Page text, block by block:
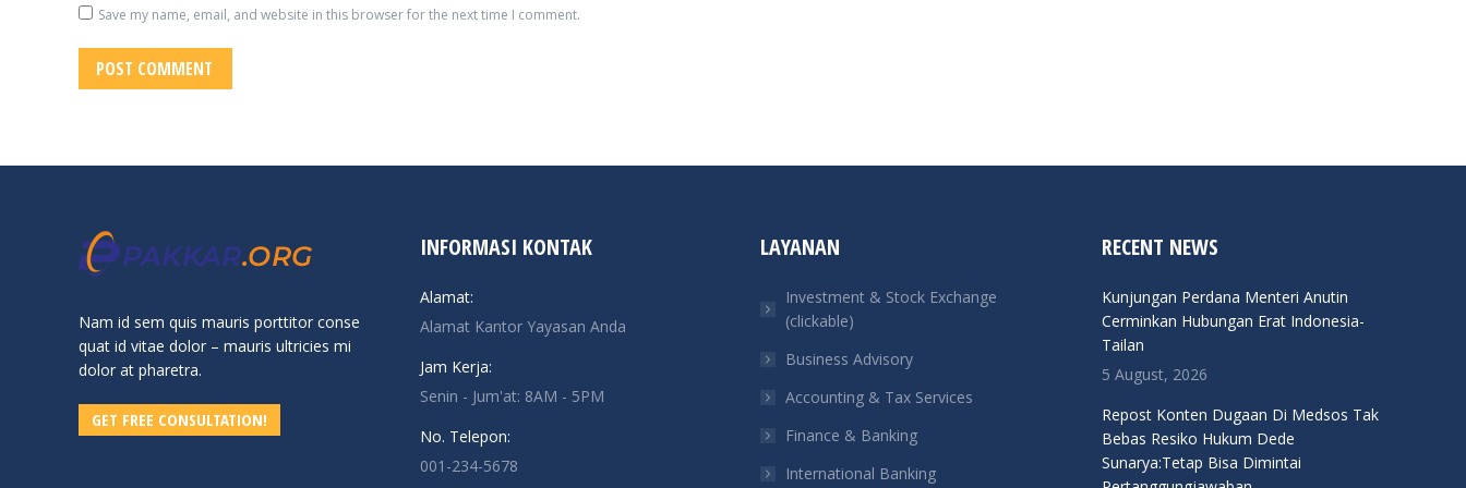
Save my name, email, and website in this browser for the next time I comment.
POST COMMENT
Nam id sem quis mauris porttitor conse
quat id vitae dolor – mauris ultricies mi
dolor at pharetra.
GET FREE CONSULTATION!
INFORMASI KONTAK
Alamat:
Alamat Kantor Yayasan Anda
Jam Kerja:
Senin - Jum'at: 8AM - 5PM
No. Telepon:
001-234-5678
LAYANAN
Investment & Stock Exchange
(clickable)
Business Advisory
Accounting & Tax Services
Finance & Banking
International Banking
RECENT NEWS
Kunjungan Perdana Menteri Anutin
Cerminkan Hubungan Erat Indonesia-
Tailan
5 August, 2026
Repost Konten Dugaan Di Medsos Tak
Bebas Resiko Hukum Dede
Sunarya:Tetap Bisa Dimintai